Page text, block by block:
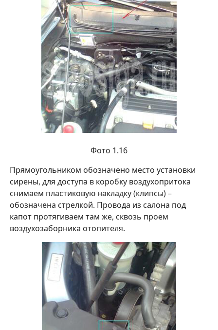
Фото 1.16
Прямоугольником обозначено место установки
сирены, для доступа в коробку воздухопритока
снимаем пластиковую накладку (клипсы) –
обозначена стрелкой. Провода из салона под
капот протягиваем там же, сквозь проем
воздухозаборника отопителя.